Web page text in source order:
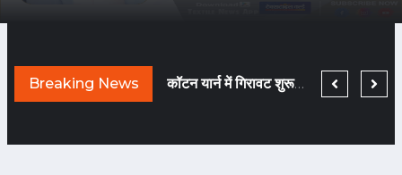
Breaking News कॉटन यार्न में गिरावट शुरू हुई तो फि लामेंट यार्न हो गया टाइट